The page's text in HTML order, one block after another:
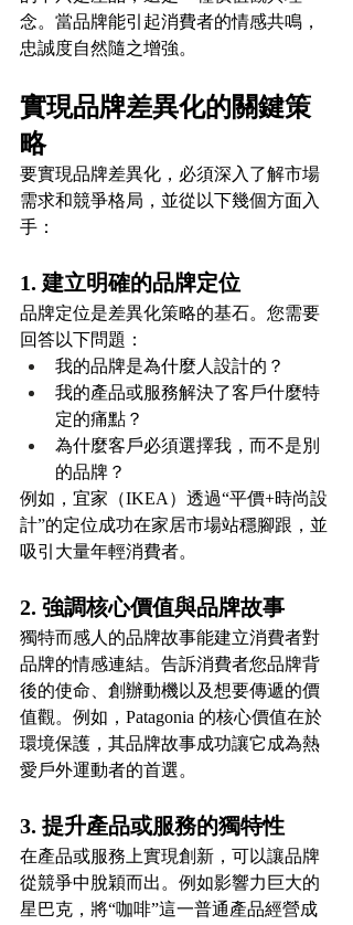
念。當品牌能引起消費者的情感共鳴，
忠誠度自然隨之增強。
實現品牌差異化的關鍵策
略
要實現品牌差異化，必須深入了解市場
需求和競爭格局，並從以下幾個方面入
手：
1. 建立明確的品牌定位
品牌定位是差異化策略的基石。您需要
回答以下問題：
我的品牌是為什麼人設計的？
我的產品或服務解決了客戶什麼特
定的痛點？
為什麼客戶必須選擇我，而不是別
的品牌？
例如，宜家（IKEA）透過“平價+時尚設
計”的定位成功在家居市場站穩腳跟，並
吸引大量年輕消費者。
2. 強調核心價值與品牌故事
獨特而感人的品牌故事能建立消費者對
品牌的情感連結。告訴消費者您品牌背
後的使命、創辦動機以及想要傳遞的價
值觀。例如，Patagonia 的核心價值在於
環境保護，其品牌故事成功讓它成為熱
愛戶外運動者的首選。
3. 提升產品或服務的獨特性
在產品或服務上實現創新，可以讓品牌
從競爭中脫穎而出。例如影響力巨大的
星巴克，將“咖啡”這一普通產品經營成